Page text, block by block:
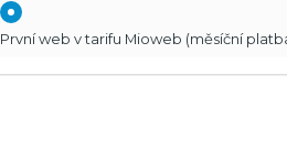
První web v tarifu Mioweb (měsíční